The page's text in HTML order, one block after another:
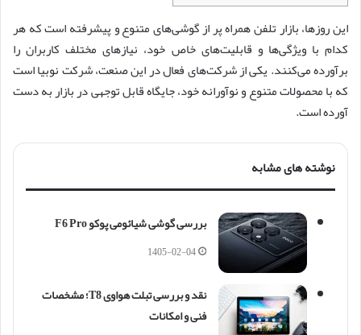
این روزها، بازار تلفن همراه پر از گوشی‌های متنوع و پیشرفته است که هر
کدام با ویژگی‌ها و قابلیت‌های خاص خود، نیازهای مختلف کاربران را
برآورده می‌کنند. یکی از شرکت‌های فعال در این صنعت، شرکت نوبیا است
که با محصولات متنوع و نوآورانه خود، جایگاه قابل توجهی در بازار به دست
آورده است.
نوشته های مشابه
بررسی گوشی شیائومی پوکو F6 Pro
1405-02-04
نقد و بررسی تبلت هواوی T8؛ مشخصات
فنی و امکانات